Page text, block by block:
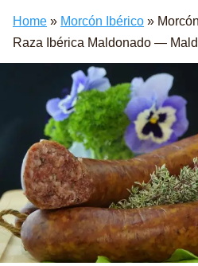
Home » Morcón Ibérico »
Raza Ibérica Maldonado —